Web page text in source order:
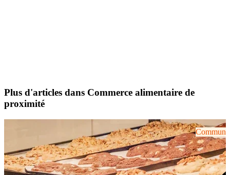
Plus d'articles dans Commerce alimentaire de
proximité